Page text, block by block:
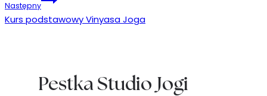
Następny
Kurs podstawowy Vinyasa Joga
Pestka Studio Jogi